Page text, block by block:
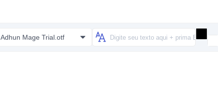
Adhun Mage Trial.otf